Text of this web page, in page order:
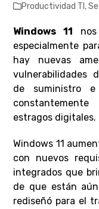
Productividad TI ,
Windows 11
especialmente
hay nuevas
vulnerabilidades
de suministro e
estragos digitales.
Windows 11
con nuevos
integrados que
de que están
rediseñó para el